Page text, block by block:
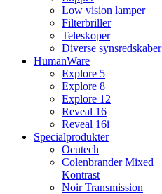
Low vision lamper
Filterbriller
Teleskoper
Diverse synsredskaber
HumanWare
Explore 5
Explore 8
Explore 12
Reveal 16
Reveal 16i
Specialprodukter
Ocutech
Colenbrander Mixed
Kontrast
Noir Transmission